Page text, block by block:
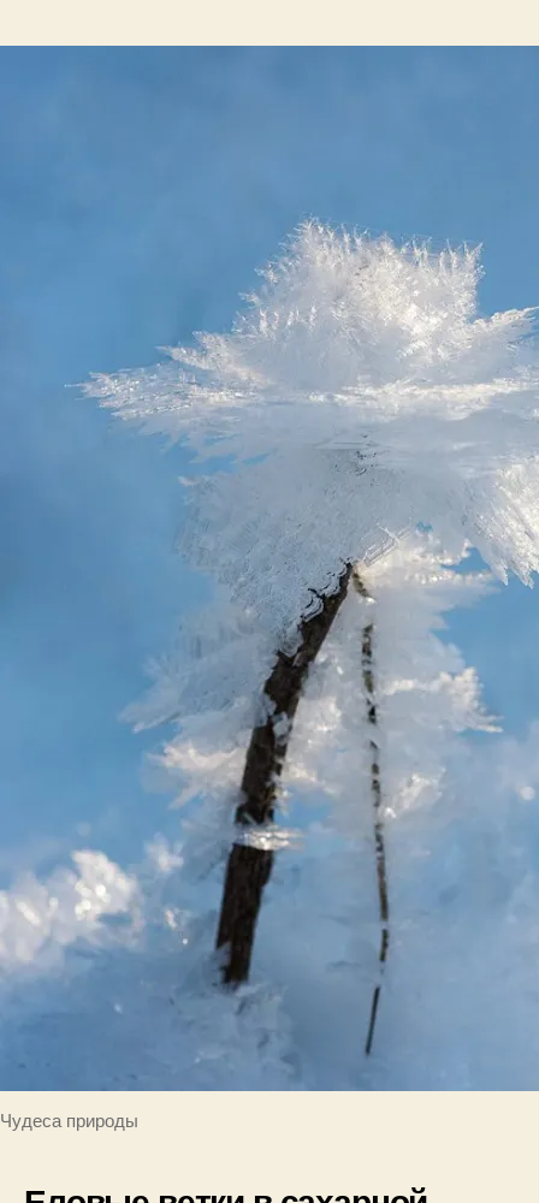
Чудеса природы